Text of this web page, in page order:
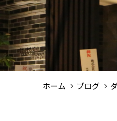
ホーム ブログ